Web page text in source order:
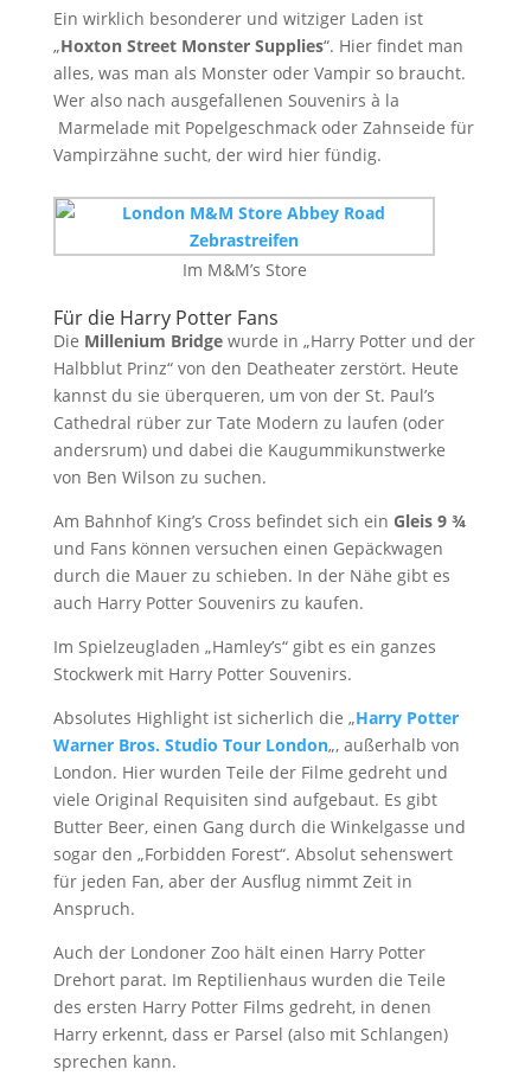
Ein wirklich besonderer und witziger Laden ist
„Hoxton Street Monster Supplies“. Hier findet man
alles, was man als Monster oder Vampir so braucht.
Wer also nach ausgefallenen Souvenirs à la
Marmelade mit Popelgeschmack oder Zahnseide für
Vampirzähne sucht, der wird hier fündig.
Im M&M’s Store
Für die Harry Potter Fans
Die Millenium Bridge wurde in „Harry Potter und der
Halbblut Prinz“ von den Deatheater zerstört. Heute
kannst du sie überqueren, um von der St. Paul’s
Cathedral rüber zur Tate Modern zu laufen (oder
andersrum) und dabei die Kaugummikunstwerke
von Ben Wilson zu suchen.
Am Bahnhof King’s Cross befindet sich ein Gleis 9 ¾
und Fans können versuchen einen Gepäckwagen
durch die Mauer zu schieben. In der Nähe gibt es
auch Harry Potter Souvenirs zu kaufen.
Im Spielzeugladen „Hamley’s“ gibt es ein ganzes
Stockwerk mit Harry Potter Souvenirs.
Absolutes Highlight ist sicherlich die „Harry Potter
Warner Bros. Studio Tour London„, außerhalb von
London. Hier wurden Teile der Filme gedreht und
viele Original Requisiten sind aufgebaut. Es gibt
Butter Beer, einen Gang durch die Winkelgasse und
sogar den „Forbidden Forest“. Absolut sehenswert
für jeden Fan, aber der Ausflug nimmt Zeit in
Anspruch.
Auch der Londoner Zoo hält einen Harry Potter
Drehort parat. Im Reptilienhaus wurden die Teile
des ersten Harry Potter Films gedreht, in denen
Harry erkennt, dass er Parsel (also mit Schlangen)
sprechen kann.